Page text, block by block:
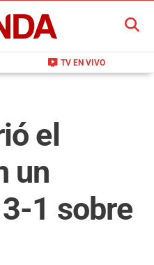
live_tv TV EN VIVO
BUSCAR
el
un
1 sobre